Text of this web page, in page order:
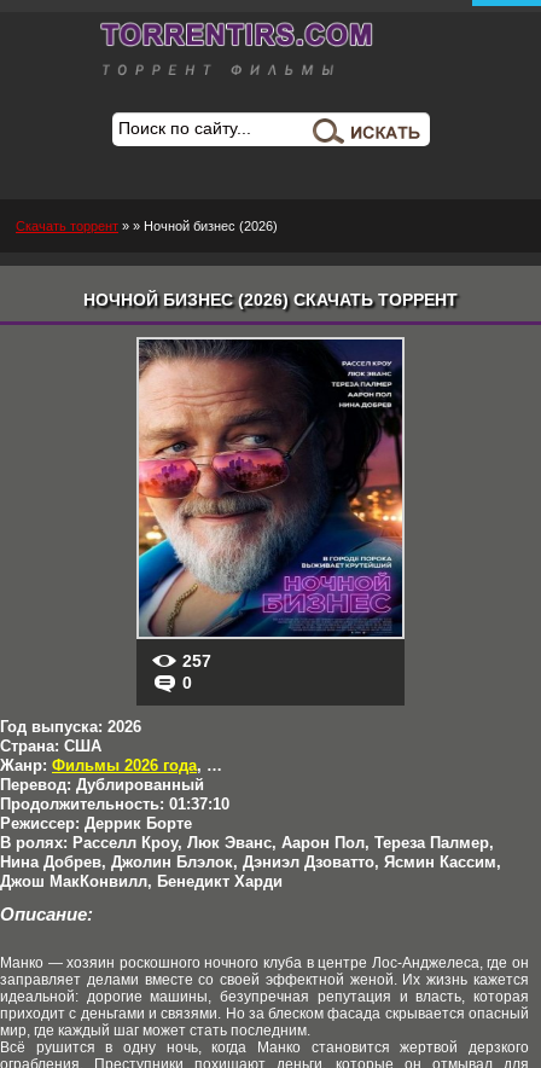
Скачать торрент » » Ночной бизнес (2026)
НОЧНОЙ БИЗНЕС (2026) СКАЧАТЬ ТОРРЕНТ
257
0
Год выпуска: 2026
Страна: США
Жанр: Фильмы 2026 года, Боевики
Перевод: Дублированный
Продолжительность: 01:37:10
Режиссер: Деррик Борте
В ролях: Расселл Кроу, Люк Эванс, Аарон Пол, Тереза Палмер,
Нина Добрев, Джолин Блэлок, Дэниэл Дзоватто, Ясмин Кассим,
Джош МакКонвилл, Бенедикт Харди
Описание:
Манко — хозяин роскошного ночного клуба в центре Лос-Анджелеса, где он
заправляет делами вместе со своей эффектной женой. Их жизнь кажется
идеальной: дорогие машины, безупречная репутация и власть, которая
приходит с деньгами и связями. Но за блеском фасада скрывается опасный
мир, где каждый шаг может стать последним.
Всё рушится в одну ночь, когда Манко становится жертвой дерзкого
ограбления. Преступники похищают деньги, которые он отмывал для